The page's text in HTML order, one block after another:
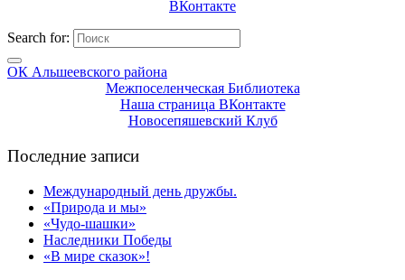
ВКонтакте
Search for:
ОК Альшеевского района
Межпоселенческая Библиотека
Наша страница ВКонтакте
Новосепяшевский Клуб
Последние записи
Международный день дружбы.
«Природа и мы»
«Чудо-шашки»
Наследники Победы
«В мире сказок»!